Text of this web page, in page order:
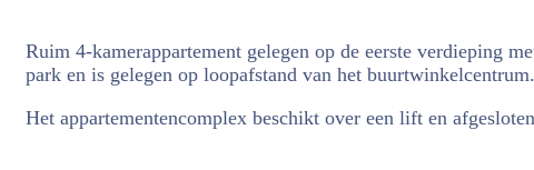
Ruim 4-kamerappartement gelegen op de eerste verdieping
park en is gelegen op loopafstand van het buurtwinkelcentrum.
Het appartementencomplex beschikt over een lift en